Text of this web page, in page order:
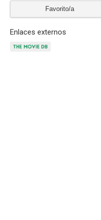
Favorito/a
Enlaces externos